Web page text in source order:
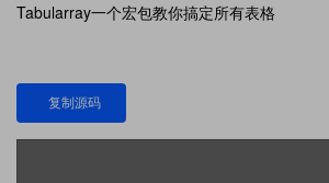
Tabularray一个宏包教你搞定所有表格
复制源码